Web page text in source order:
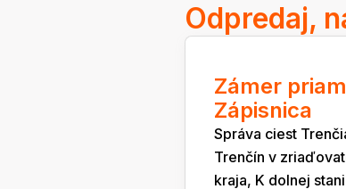
Odpredaj,
Zámer
Zápisnica
Správa ciest
Trenčín v
kraja, K dolnej